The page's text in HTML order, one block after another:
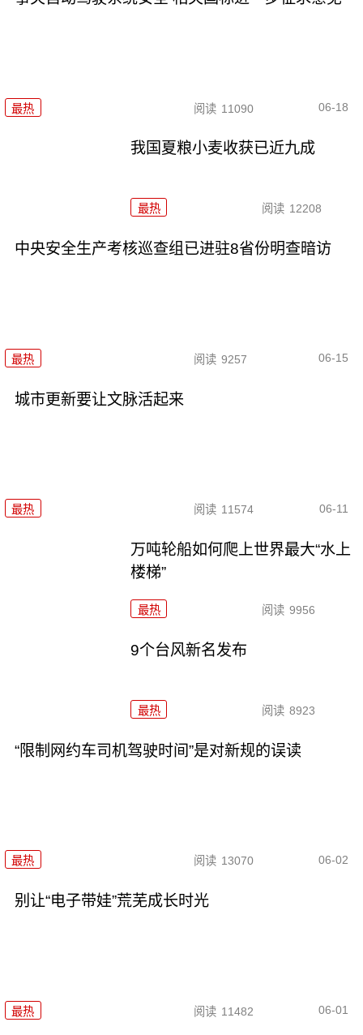
最热 阅读 11090 06-18
我国夏粮小麦收获已近九成
最热 阅读 12208
中央安全生产考核巡查组已进驻8省份明查暗访
最热 阅读 9257 06-15
城市更新要让文脉活起来
最热 阅读 11574 06-11
万吨轮船如何爬上世界最大“水上
楼梯”
最热 阅读 9956
9个台风新名发布
最热 阅读 8923
“限制网约车司机驾驶时间”是对新规的误读
最热 阅读 13070 06-02
别让“电子带娃”荒芜成长时光
最热 阅读 11482 06-01